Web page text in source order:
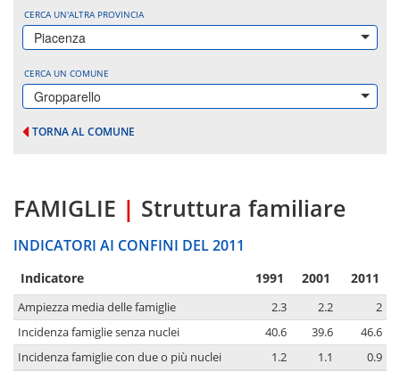
CERCA UN'ALTRA PROVINCIA
Piacenza
CERCA UN COMUNE
Gropparello
TORNA AL COMUNE
FAMIGLIE | Struttura familiare
INDICATORI AI CONFINI DEL 2011
Indicatore 1991 2001 2011
Ampiezza media delle famiglie 2.3 2.2
2
Incidenza famiglie senza nuclei
40.6 39.6
46.6
Incidenza famiglie con due o più nuclei
1.2 1.1 0.9